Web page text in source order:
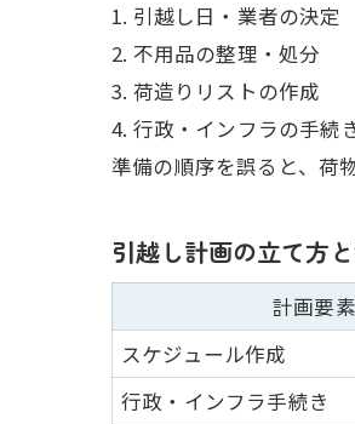
1. 引越し日・業者の決定
2. 不用品の整理・処分
3. 荷造りリストの作成
4. 行政・インフラの手続
準備の順序を誤ると、荷
引越し計画の立て方
計画要素
スケジュール作成
行政・インフラ手続き